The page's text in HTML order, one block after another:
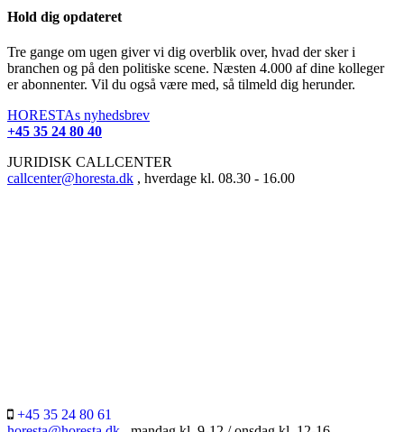
Hold dig opdateret
Tre gange om ugen giver vi dig overblik over, hvad der sker i
branchen og på den politiske scene. Næsten 4.000 af dine kolleger
er abonnenter. Vil du også være med, så tilmeld dig herunder.
HORESTAs nyhedsbrev
+45 35 24 80 40
JURIDISK CALLCENTER
callcenter@horesta.dk , hverdage kl. 08.30 - 16.00
+45 35 24 80 61